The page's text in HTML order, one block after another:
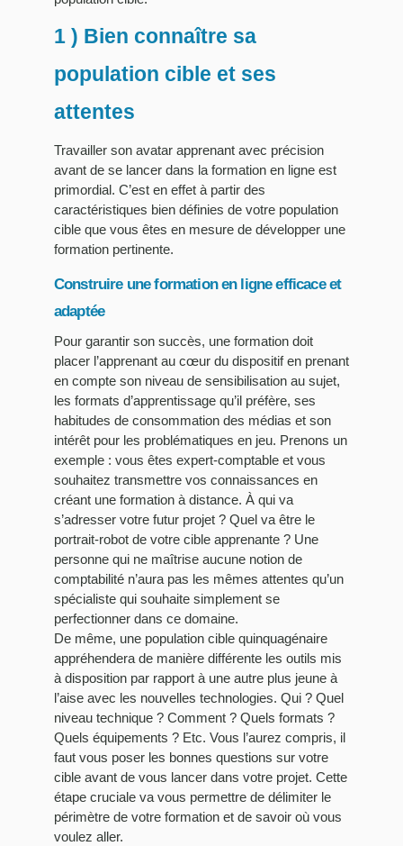
1 ) Bien connaître sa
population cible et ses
attentes
Travailler son avatar apprenant avec précision
avant de se lancer dans la formation en ligne est
primordial. C’est en effet à partir des
caractéristiques bien définies de votre population
cible que vous êtes en mesure de développer une
formation pertinente.
Construire une formation en ligne efficace et
adaptée
Pour garantir son succès, une formation doit
placer l’apprenant au cœur du dispositif en prenant
en compte son niveau de sensibilisation au sujet,
les formats d’apprentissage qu’il préfère, ses
habitudes de consommation des médias et son
intérêt pour les problématiques en jeu. Prenons un
exemple : vous êtes expert-comptable et vous
souhaitez transmettre vos connaissances en
créant une formation à distance. À qui va
s’adresser votre futur projet ? Quel va être le
portrait-robot de votre cible apprenante ? Une
personne qui ne maîtrise aucune notion de
comptabilité n’aura pas les mêmes attentes qu’un
spécialiste qui souhaite simplement se
perfectionner dans ce domaine.
De même, une population cible quinquagénaire
appréhendera de manière différente les outils mis
à disposition par rapport à une autre plus jeune à
l’aise avec les nouvelles technologies. Qui ? Quel
niveau technique ? Comment ? Quels formats ?
Quels équipements ? Etc. Vous l’aurez compris, il
faut vous poser les bonnes questions sur votre
cible avant de vous lancer dans votre projet. Cette
étape cruciale va vous permettre de délimiter le
périmètre de votre formation et de savoir où vous
voulez aller.